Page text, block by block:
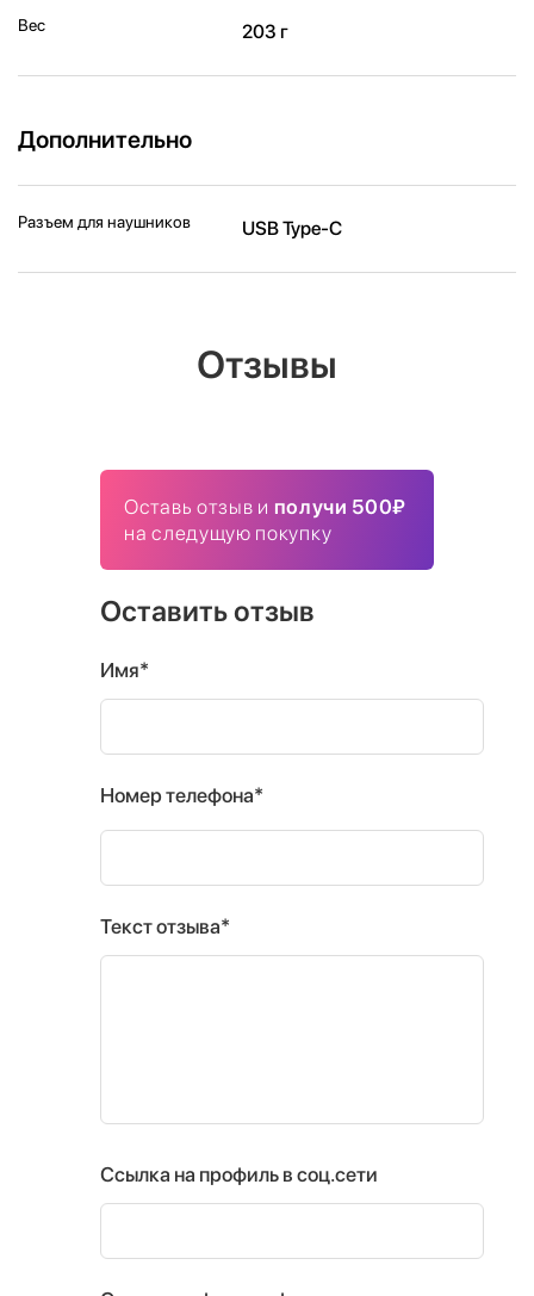
Вес 203 г
Дополнительно
Разъем для наушников USB Type-C
Отзывы
Оставь отзыв и получи 500₽
на следущую покупку
Оставить отзыв
Имя*
Номер телефона*
Текст отзыва*
Ссылка на профиль в соц.сети